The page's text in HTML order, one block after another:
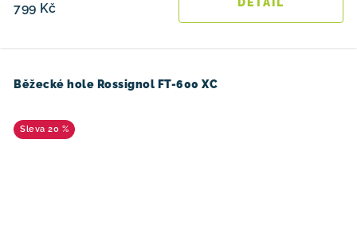
799 Kč
Běžecké hole Rossignol FT-600 XC
20 %